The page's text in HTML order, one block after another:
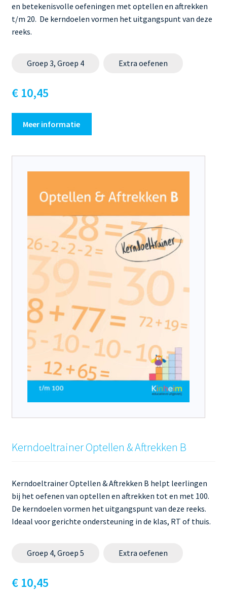
en betekenisvolle oefeningen met optellen en aftrekken
t/m 20. De kerndoelen vormen het uitgangspunt van deze
reeks.
Groep 3, Groep 4 Extra oefenen
€ 10,45
Meer informatie
Kerndoeltrainer Optellen & Aftrekken B
Kerndoeltrainer Optellen & Aftrekken B helpt leerlingen
bij het oefenen van optellen en aftrekken tot en met 100.
De kerndoelen vormen het uitgangspunt van deze reeks.
Ideaal voor gerichte ondersteuning in de klas, RT of thuis.
Groep 4, Groep 5 Extra oefenen
€ 10,45